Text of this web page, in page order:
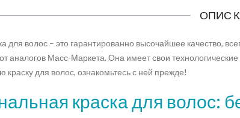
ОПИС
для волос – это гарантированно высочайшее качество,
аналогов Масс-Маркета. Она имеет свои
краску для волос, ознакомьтесь с ней прежде!
краска для волос: